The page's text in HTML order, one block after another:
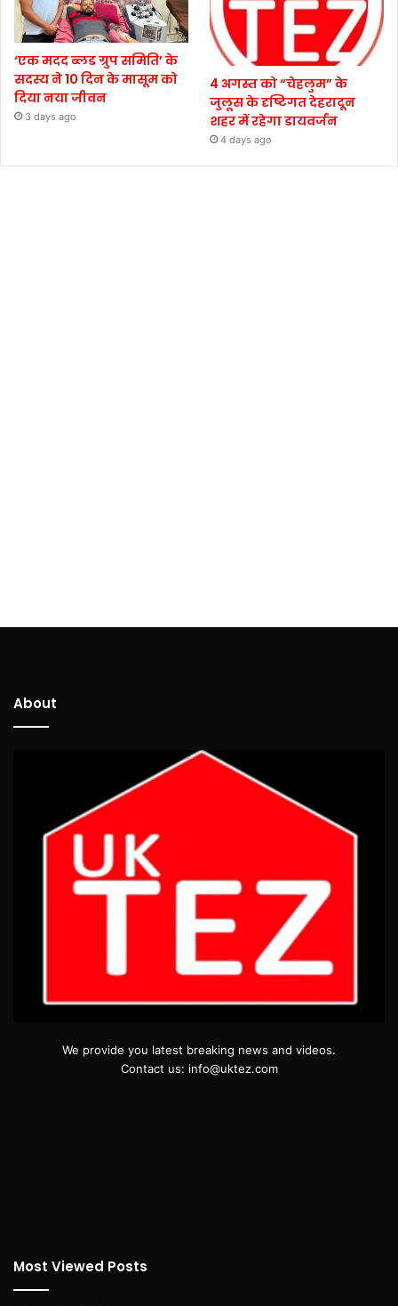
‘एक मदद ब्लड ग्रुप समिति’ के
सदस्य ने 10 दिन के मासूम को
दिया नया जीवन
3 days ago
4 अगस्त को “चेहलुम” के
जुलूस के दृष्टिगत देहरादून
शहर में रहेगा डायवर्जन
4 days ago
About
We provide you latest breaking news and videos.
Contact us: info@uktez.com
Most Viewed Posts